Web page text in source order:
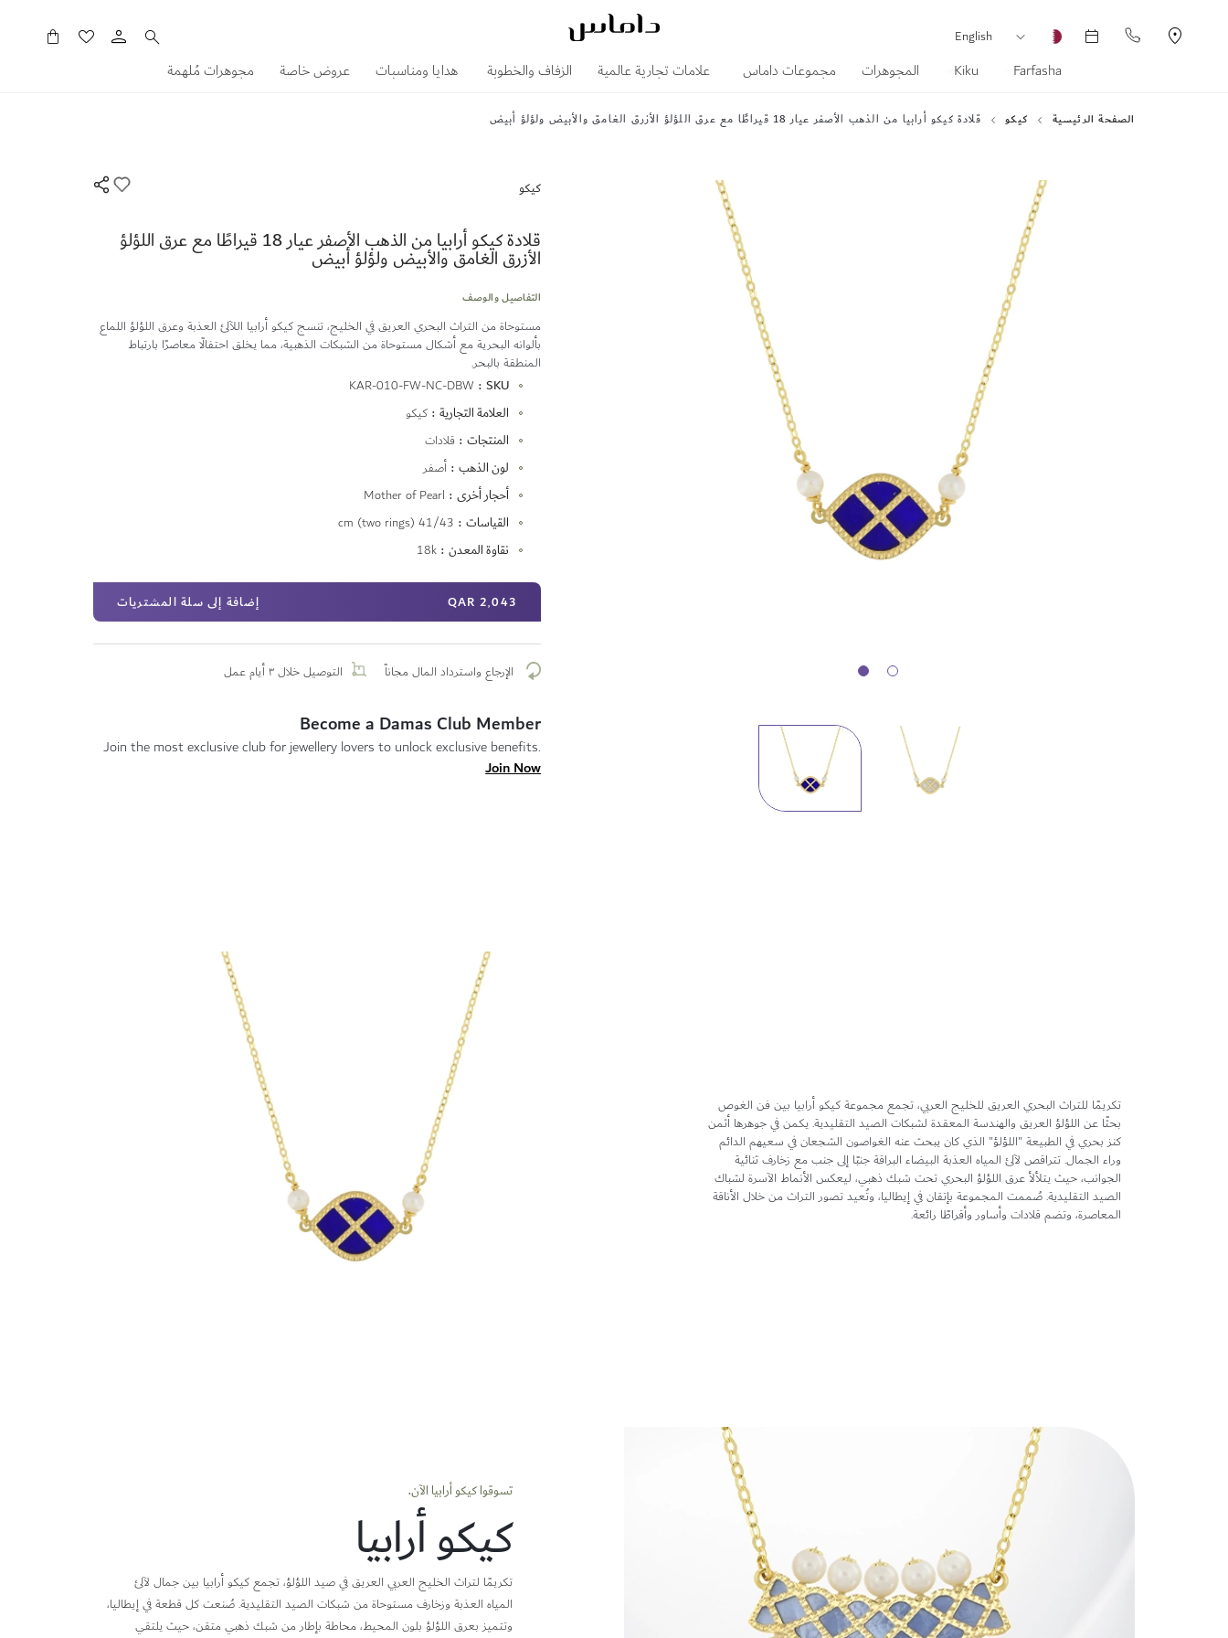
العملة لغة
English
Farfasha
Kiku المجوهرات مجموعات داماس علامات تجارية عالمية الزفاف والخطوبة هدايا ومناسبات عروض خاصة مجوهرات مُلهمة
الصفحة الرئيسية كيكو قلادة كيكو أرابيا من الذهب الأصفر عيار 18 قيراطًا مع عرق اللؤلؤ الأزرق الغامق والأبيض ولؤلؤ أبيض
كيكو
قلادة كيكو أرابيا من الذهب الأصفر عيار 18 قيراطًا مع عرق اللؤلؤ
الأزرق الغامق والأبيض ولؤلؤ أبيض
التفاصيل والوصف
مستوحاة من التراث البحري العريق في الخليج، تنسج كيكو أرابيا اللآلئ العذبة وعرق اللؤلؤ اللماع
بألوانه البحرية مع أشكال مستوحاة من الشبكات الذهبية، مما يخلق احتفالًا معاصرًا بارتباط
المنطقة بالبحر.
المزيد
المعلومات
SKU
KAR-010-FW-NC-DBW
العلامة التجارية كيكو
المنتجات قلادات
لون الذهب أصفر
أحجار أخرى
Mother of Pearl
القياسات
41/43 cm (two rings)
نقاوة المعدن 18k
2٬043 QAR إضافة إلى سلة المشتريات
الإرجاع واسترداد المال مجاناً التوصيل خلال ٣ أيام عمل
Become a Damas Club Member
Join the most exclusive club for jewellery lovers to unlock exclusive benefits.
Join Now
تكريمًا للتراث البحري العريق للخليج العربي، تجمع مجموعة كيكو أرابيا بين فن الغوص
بحثًا عن اللؤلؤ العريق والهندسة المعقدة لشبكات الصيد التقليدية. يكمن في جوهرها أثمن
كنز بحري في الطبيعة "اللؤلؤ" الذي كان يبحث عنه الغواصون الشجعان في سعيهم الدائم
وراء الجمال. تتراقص لآلئ المياه العذبة البيضاء البراقة جنبًا إلى جنب مع زخارف ثنائية
الجوانب، حيث يتلألأ عرق اللؤلؤ البحري تحت شبك ذهبي، ليعكس الأنماط الآسرة لشباك
الصيد التقليدية. صُممت المجموعة بإتقان في إيطاليا، وتُعيد تصور التراث من خلال الأناقة
المعاصرة، وتضم قلادات وأساور وأقراطًا رائعة.
تسوقوا كيكو أرابيا الآن.
كيكو أرابيا
تكريمًا لتراث الخليج العربي العريق في صيد اللؤلؤ، تجمع كيكو أرابيا بين جمال لآلئ
المياه العذبة وزخارف مستوحاة من شبكات الصيد التقليدية. صُنعت كل قطعة في إيطاليا،
وتتميز بعرق اللؤلؤ بلون المحيط، محاطة بإطار من شبك ذهبي متقن، حيث يلتقي